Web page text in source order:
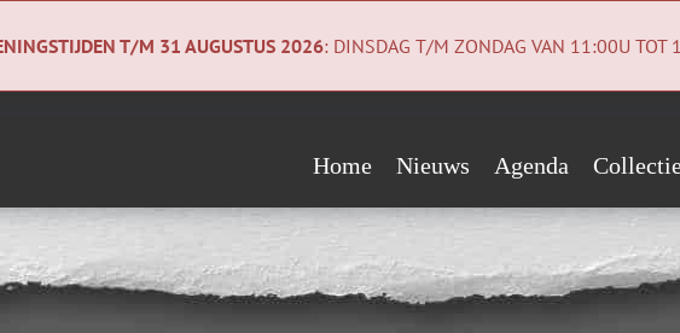
T/M 31 AUGUSTUS 2026: DINSDAG T/M ZONDAG VAN 11:00U TOT
Home Nieuws Agenda
Geologiecollectie
Wie steunen ons?
Vrienden Contact